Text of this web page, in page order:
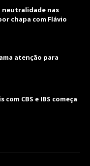
neutralidade nas
chapa com Flávio
atenção para
CBS e IBS começa